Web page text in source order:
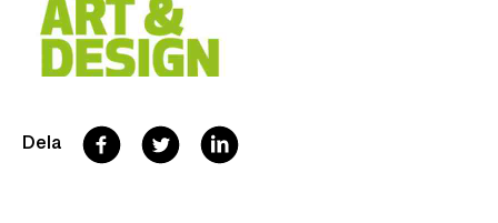
Dela F T L